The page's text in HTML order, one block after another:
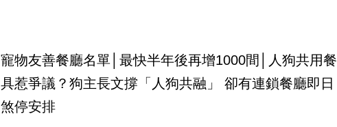
寵物友善餐廳名單│最快半年後再增1000間│人狗共用餐
具惹爭議？狗主長文撐「人狗共融」 卻有連鎖餐廳即日
煞停安排